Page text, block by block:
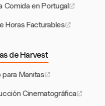
Comida en Portugal
Horas Facturables
de Harvest
para Manitas
Cinematográfica